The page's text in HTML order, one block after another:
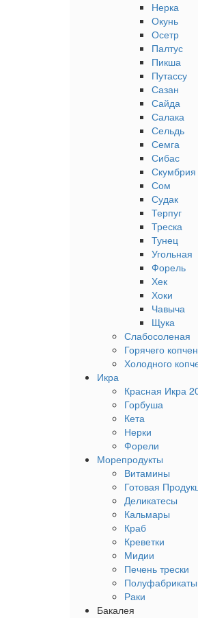
Нерка
Окунь
Осетр
Палтус
Пикша
Путассу
Сазан
Сайда
Салака
Сельдь
Семга
Сибас
Скумбрия
Сом
Судак
Терпуг
Треска
Тунец
Угольная
Форель
Хек
Хоки
Чавыча
Щука
Слабосоленая
Горячего
Холодного
Икра
Красная Икра
Горбуша
Кета
Нерки
Форели
Морепродукты
Витамины
Готовая
Деликатесы
Кальмары
Краб
Креветки
Мидии
Печень трески
Полуфабрикаты
Раки
Бакалея